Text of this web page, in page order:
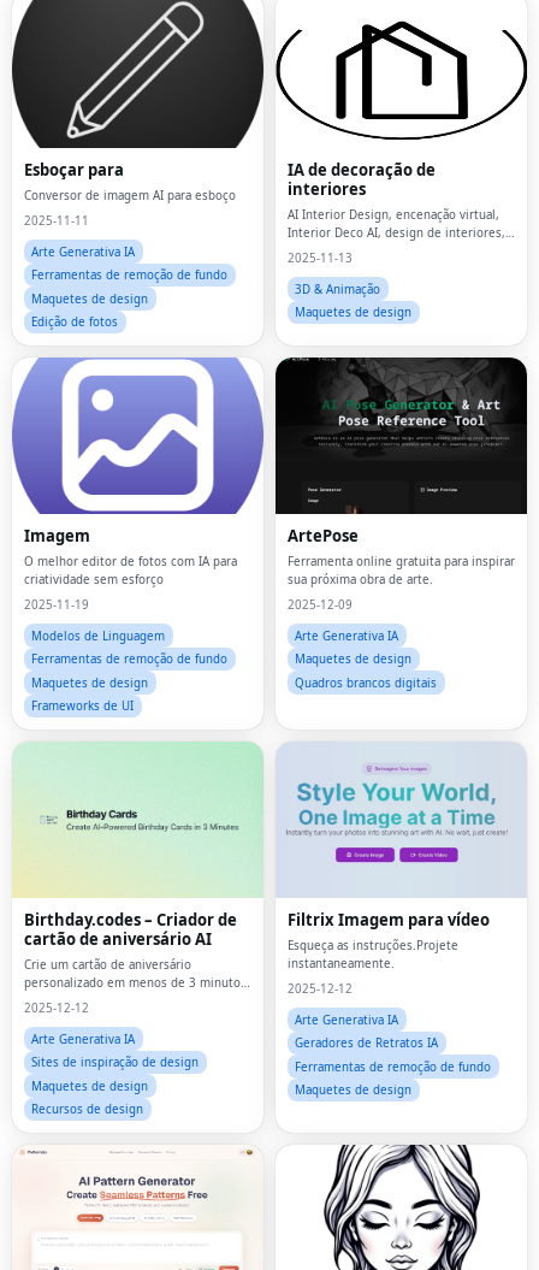
Esboçar para
Conversor de imagem AI para esboço
2025-11-11
Arte Generativa IA
Ferramentas de remoção de fundo
Maquetes de design
Edição de fotos
IA de decoração de
interiores
AI Interior Design, encenação virtual,
Interior Deco AI, design de interiores,
home staging, design com tecnologia
2025-11-13
3D & Animação
Maquetes de design
Imagem
O melhor editor de fotos com IA para
criatividade sem esforço
2025-11-19
Modelos de Linguagem
Ferramentas de remoção de fundo
Maquetes de design
Frameworks de UI
ArtePose
Ferramenta online gratuita para inspirar
sua próxima obra de arte.
2025-12-09
Arte Generativa IA
Maquetes de design
Quadros brancos digitais
Birthday.codes – Criador de
cartão de aniversário AI
Crie um cartão de aniversário
personalizado em menos de 3 minutos
com IA.
2025-12-12
Arte Generativa IA
Sites de inspiração de design
Maquetes de design
Recursos de design
Filtrix Imagem para vídeo
Esqueça as instruções.Projete
instantaneamente.
2025-12-12
Arte Generativa IA
Geradores de Retratos IA
Ferramentas de remoção de fundo
Maquetes de design